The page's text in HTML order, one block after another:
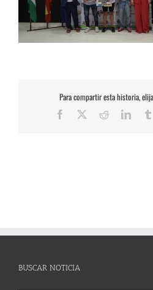
Para compartir esta historia,
Facebook Reddit
BUSCAR NOTICIA